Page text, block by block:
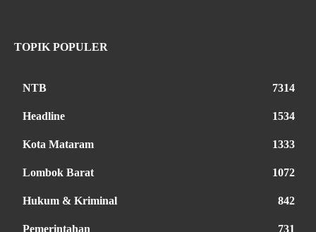
TOPIK POPULER
NTB 7314
Headline 1534
Kota Mataram 1333
Lombok Barat 1072
Hukum & Kriminal 842
Pemerintahan 731